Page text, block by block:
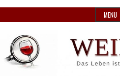
to
MENU